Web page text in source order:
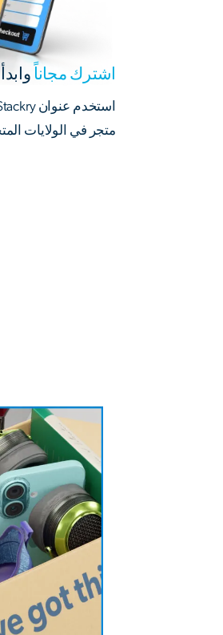
اشترك مجاناً
متجر في الولايات